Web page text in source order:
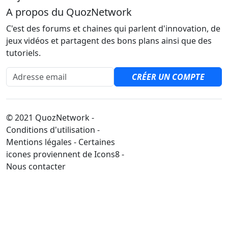
A propos du QuozNetwork
C'est des forums et chaines qui parlent d'innovation, de
jeux vidéos et partagent des bons plans ainsi que des
tutoriels.
Adresse email
CRÉER UN COMPTE
© 2021 QuozNetwork -
Conditions d'utilisation -
Mentions légales - Certaines
icones proviennent de Icons8 -
Nous contacter